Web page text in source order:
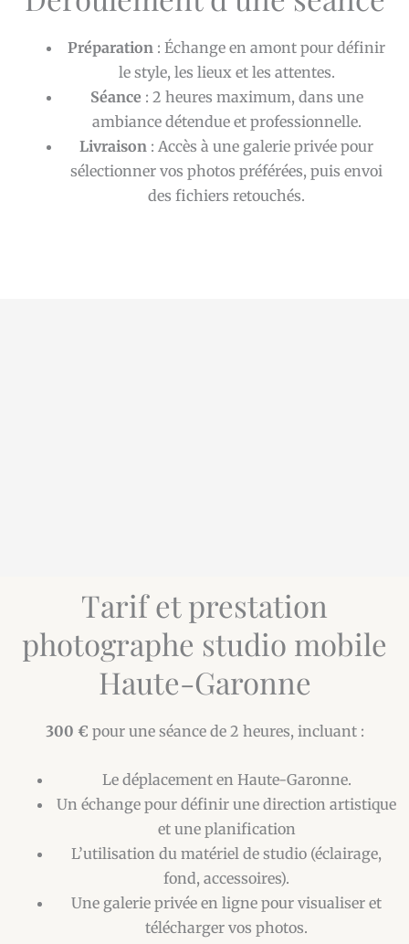
Préparation : Échange en amont pour définir
le style, les lieux et les attentes.
Séance : 2 heures maximum, dans une
ambiance détendue et professionnelle.
Livraison : Accès à une galerie privée pour
sélectionner vos photos préférées, puis envoi
des fichiers retouchés.
Tarif et prestation
photographe studio mobile
Haute-Garonne
300 € pour une séance de 2 heures, incluant :
Le déplacement en Haute-Garonne.
Un échange pour définir une direction artistique
et une planification
L’utilisation du matériel de studio (éclairage,
fond, accessoires).
Une galerie privée en ligne pour visualiser et
télécharger vos photos.